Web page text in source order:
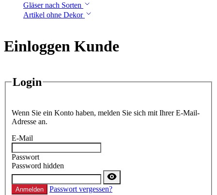
Gläser nach Sorten
Artikel ohne Dekor
Einloggen Kunde
Login
Wenn Sie ein Konto haben, melden Sie sich mit Ihrer E-Mail-
Adresse an.
E-Mail
Passwort
Password hidden
Anmelden Passwort vergessen?